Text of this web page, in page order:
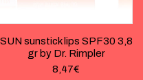
SUN sunstick lips SPF30 3,8
gr by Dr. Rimpler
8,47€